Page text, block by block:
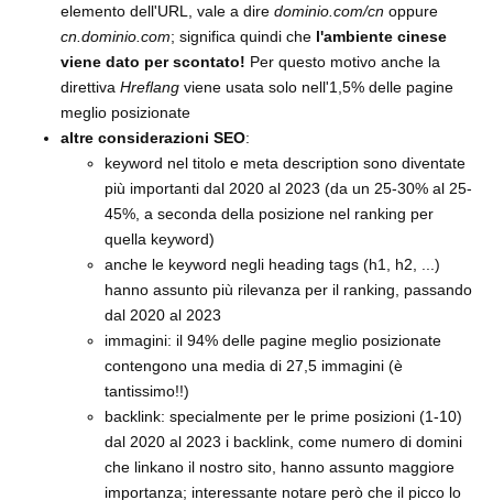
elemento dell'URL, vale a dire dominio.com/cn oppure
cn.dominio.com; significa quindi che l'ambiente cinese
viene dato per scontato! Per questo motivo anche la
direttiva Hreflang viene usata solo nell'1,5% delle pagine
meglio posizionate
altre considerazioni SEO:
keyword nel titolo e meta description sono diventate
più importanti dal 2020 al 2023 (da un 25-30% al 25-
45%, a seconda della posizione nel ranking per
quella keyword)
anche le keyword negli heading tags (h1, h2, ...)
hanno assunto più rilevanza per il ranking, passando
dal 2020 al 2023
immagini: il 94% delle pagine meglio posizionate
contengono una media di 27,5 immagini (è
tantissimo!!)
backlink: specialmente per le prime posizioni (1-10)
dal 2020 al 2023 i backlink, come numero di domini
che linkano il nostro sito, hanno assunto maggiore
importanza; interessante notare però che il picco lo